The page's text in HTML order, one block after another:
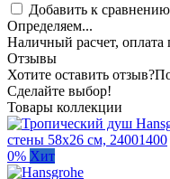
Добавить к сравнению
Определяем...
Наличный расчет,
Отзывы
Хотите оставить отзыв?
Сделайте выбор!
Товары коллекции
0% Хит